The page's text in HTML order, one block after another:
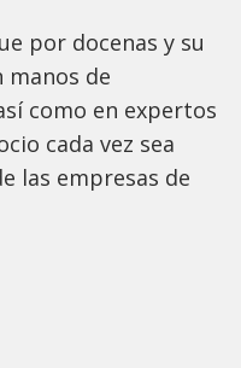
por docenas y su
de
como en expertos
cada vez sea
las empresas de